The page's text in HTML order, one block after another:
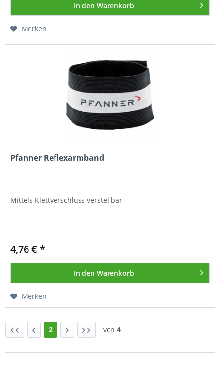
In den Warenkorb
Merken
Pfanner Reflexarmband
Mittels Klettverschluss verstellbar
4,76 € *
In den Warenkorb
Merken
2 von 4